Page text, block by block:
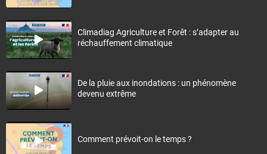
Climadiag Agriculture et Forêt : s’adapter au
réchauffement climatique
De la pluie aux inondations : un phénomène
devenu extrême
Comment prévoit-on le temps ?